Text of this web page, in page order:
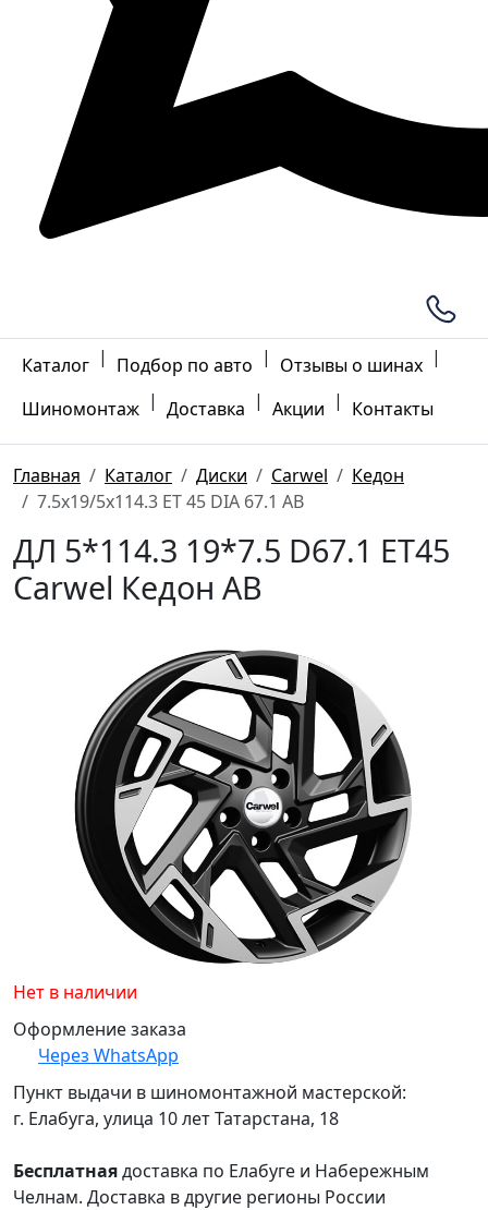
Каталог | Подбор по авто | Отзывы о шинах |
Шиномонтаж | Доставка | Акции | Контакты
Главная Каталог Диски Carwel
Кедон
7.5x19/5x114.3 ET 45 DIA 67.1 AB
ДЛ 5*114.3 19*7.5 D67.1 ET45
Carwel Кедон AB
Нет в наличии
Оформление заказа
Через WhatsApp
Пункт выдачи в шиномонтажной мастерской:
г. Елабуга, улица 10 лет Татарстана, 18
Бесплатнаядоставка по Елабуге и Набережным
Челнам. Доставка в другие регионы России